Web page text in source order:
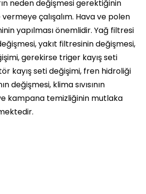
neden değişmesi gerektiğinin
çalışalım. Hava ve polen
yapılması önemlidir. Yağ filtresi
yakıt filtresinin değişmesi,
gerekirse triger kayış seti
kayış seti değişimi, fren hidroliği
değişmesi, klima sıvısının
kampana temizliğinin mutlaka